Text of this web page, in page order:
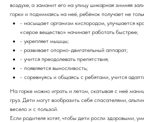
воздухе, а заманит его на улицу шикарная зимняя
горки и поднимаясь на неё, ребёнок получает не
- насыщает организм кислородом, улучшается
«серое вещество» начинает работать быстрее;
- укрепляет мышцы;
- развивает опорно-двигательный аппарат;
- учится преодолевать препятствия;
- появляется выносливость;
- соревнуясь и общаясь с ребятами, учится
На горке можно играть и летом, скатывая с неё
груз. Дети могут вообразить себя спасателями,
весело и с пользой.
Если родителя хотят, чтобы дети росли здоровыми,